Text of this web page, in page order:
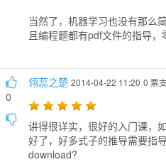
当然了，机器学习也没有那么
且编程题都有pdf文件的指导，
0
翎蕊之楚 2014-04-22 11:20 0 票
讲得很详实，很好的入门课，
好了，好多式子的推导需要指
download?